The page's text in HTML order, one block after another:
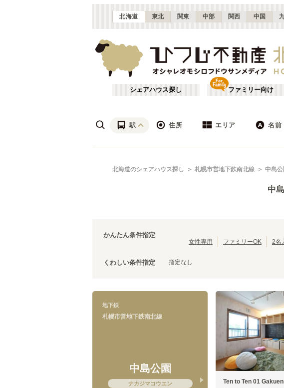
北海道 東北 関東 中部 関西 中国
シェアハウス探し ファミリー向け
駅 住所 エリア 名前
札幌市営地下鉄南北線
札幌・石狩 (17)
あ行 か行
北海道のシェアハウス探し 札幌市営地下鉄南北線 中島公
中
かんたん条件指定
女性専用 ファミリーOK 2名
くわしい条件指定 指定なし
地下鉄
札幌市営地下鉄南北線
中島公園
ナカジマコウエン Ten to Ten 01